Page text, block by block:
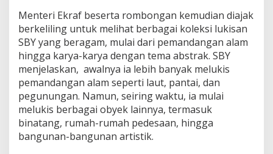
n
S
a
s
t
r
a
Menteri Ekraf beserta rombongan kemudian diajak
berkeliling untuk melihat berbagai koleksi lukisan
SBY yang beragam, mulai dari pemandangan alam
hingga karya-karya dengan tema abstrak. SBY
menjelaskan, awalnya ia lebih banyak melukis
pemandangan alam seperti laut, pantai, dan
pegunungan. Namun, seiring waktu, ia mulai
melukis berbagai obyek lainnya, termasuk
binatang, rumah-rumah pedesaan, hingga
bangunan-bangunan artistik.